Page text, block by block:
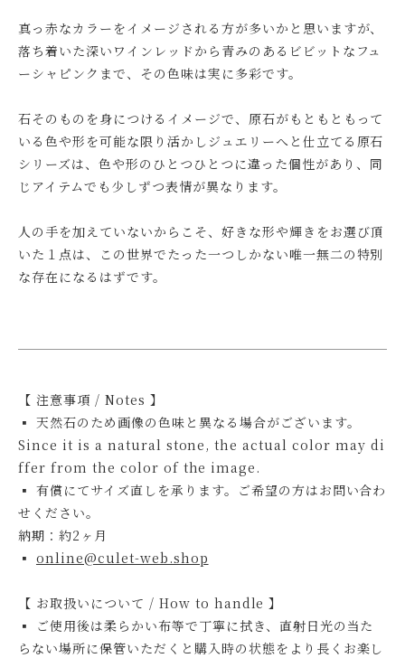
真っ赤なカラーをイメージされる方が多いかと思いますが、
落ち着いた深いワインレッドから青みのあるビビットなフュ
ーシャピンクまで、その色味は実に多彩です。
石そのものを身につけるイメージで、原石がもともともって
いる色や形を可能な限り活かしジュエリーへと仕立てる原石
シリーズは、色や形のひとつひとつに違った個性があり、同
じアイテムでも少しずつ表情が異なります。
人の手を加えていないからこそ、好きな形や輝きをお選び頂
いた１点は、この世界でたった一つしかない唯一無二の特別
な存在になるはずです。
【 注意事項 / Notes 】
▪ 天然石のため画像の色味と異なる場合がございます。
Since it is a natural stone, the actual color may di
ffer from the color of the image.
▪ 有償にてサイズ直しを承ります。ご希望の方はお問い合わ
せください。
納期：約2ヶ月
▪ online@culet-web.shop
【 お取扱いについて / How to handle 】
▪ ご使用後は柔らかい布等で丁寧に拭き、直射日光の当た
らない場所に保管いただくと購入時の状態をより長くお楽し